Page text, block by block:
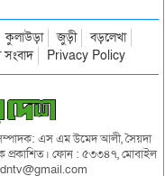
কুলাউড়া জুড়ী
বড়লেখা
সংবাদ Privacy Policy
সম্পাদক: এস এম উমেদ আলী, সৈয়দা
প্রকাশিত। ফোন : ৫৩৩৪৭, মোবাইল